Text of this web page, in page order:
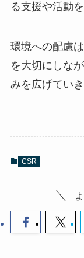
る支援や活動
環境への配慮
を大切にしな
みを広げてい
CSR